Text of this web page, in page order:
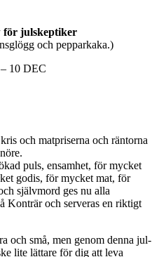
för julskeptiker
och pepparkaka.)
10 DEC
och matpriserna och räntorna
puls, ensamhet, för mycket
godis, för mycket mat, för
självmord ges nu alla
Konträr och serveras en riktigt
och små, men genom denna jul-
lite lättare för dig att leva